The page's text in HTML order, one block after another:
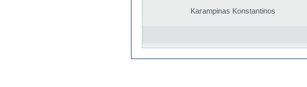
Karampinas Konstantinos